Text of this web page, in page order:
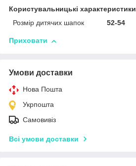
Користувальницькі характеристики
Розмір дитячих шапок
52-54
Приховати
Умови доставки
Нова Пошта
Укрпошта
Самовивіз
Всі умови доставки